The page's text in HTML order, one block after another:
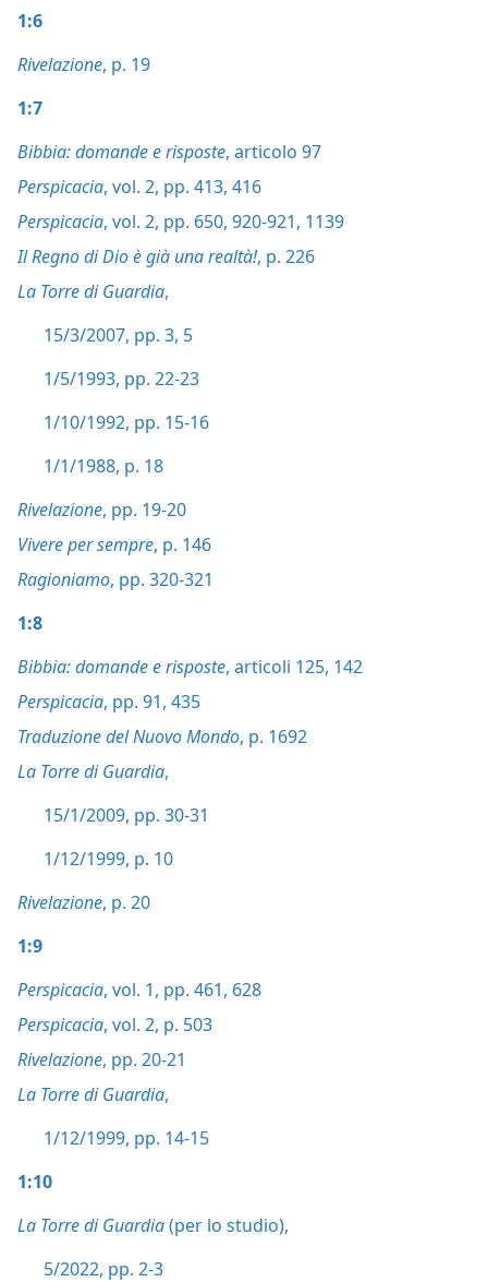
1:6
Rivelazione, p. 19
1:7
Bibbia: domande e risposte, articolo 97
Perspicacia, vol. 2, pp. 413, 416
Perspicacia, vol. 2, pp. 650, 920-921, 1139
Il Regno di Dio è già una realtà!, p. 226
La Torre di Guardia,
15/3/2007, pp. 3, 5
1/5/1993, pp. 22-23
1/10/1992, pp. 15-16
1/1/1988, p. 18
Rivelazione, pp. 19-20
Vivere per sempre, p. 146
Ragioniamo, pp. 320-321
1:8
Bibbia: domande e risposte, articoli 125, 142
Perspicacia, pp. 91, 435
Traduzione del Nuovo Mondo, p. 1692
La Torre di Guardia,
15/1/2009, pp. 30-31
1/12/1999, p. 10
Rivelazione, p. 20
1:9
Perspicacia, vol. 1, pp. 461, 628
Perspicacia, vol. 2, p. 503
Rivelazione, pp. 20-21
La Torre di Guardia,
1/12/1999, pp. 14-15
1:10
La Torre di Guardia(per lo studio),
5/2022, pp. 2-3